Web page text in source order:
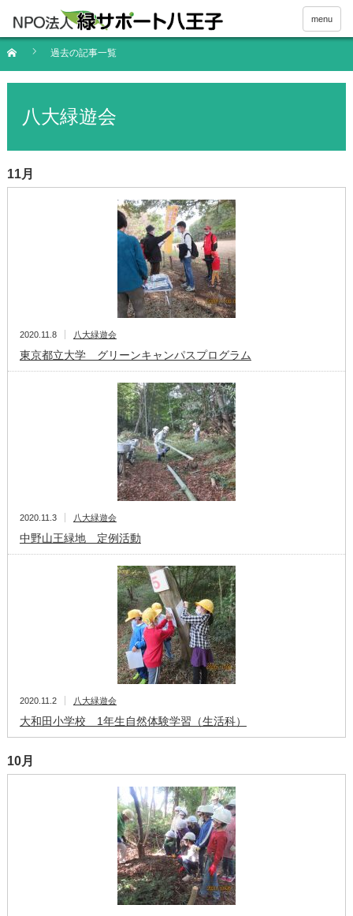
menu
過去の記事一覧
八大緑遊会
11月
2020.11.8 八大緑遊会
東京都立大学 グリーンキャンパスプログラム
2020.11.3 八大緑遊会
中野山王緑地 定例活動
2020.11.2 八大緑遊会
大和田小学校 1年生自然体験学習（生活科）
10月